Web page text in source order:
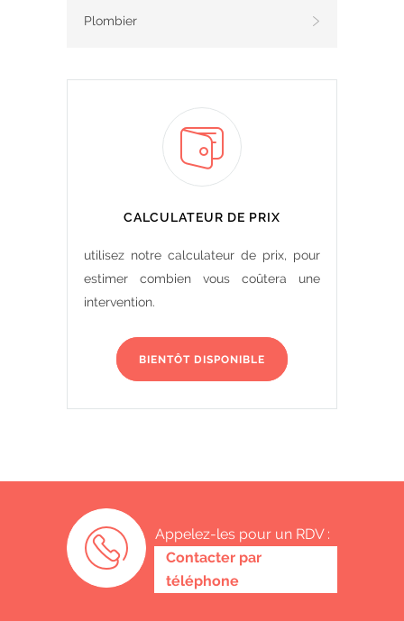
Plombier
CALCULATEUR DE PRIX
utilisez notre calculateur de prix, pour
estimer combien vous coûtera une
intervention.
BIENTÔT DISPONIBLE
Appelez-les pour un RDV :
0487 62 69 26
Contacter par
téléphone